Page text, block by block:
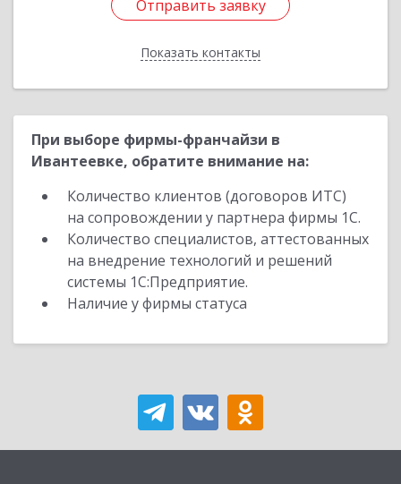
Отправить заявку
Показать контакты
Отправить заявку
Назад
При выборе фирмы-франчайзи в
Ивантеевке, обратите внимание на:
Количество клиентов (договоров ИТС)
на сопровождении у партнера фирмы 1С.
Количество специалистов, аттестованных
на внедрение технологий и решений
системы 1С:Предприятие.
Наличие у фирмы статуса